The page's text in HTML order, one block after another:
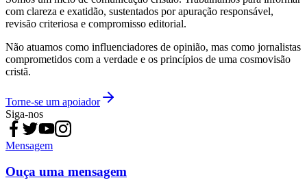
com clareza e exatidão, sustentados por apuração responsável,
revisão criteriosa e compromisso editorial.
Não atuamos como influenciadores de opinião, mas como jornalistas
comprometidos com a verdade e os princípios de uma cosmovisão
cristã.
Torne-se um apoiador
Siga-nos
Mensagem
Ouça uma mensagem